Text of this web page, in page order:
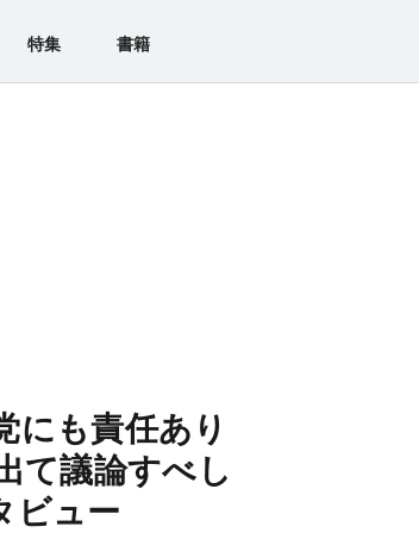
特集 書籍
にも責任あり
て議論すべし
ビュー